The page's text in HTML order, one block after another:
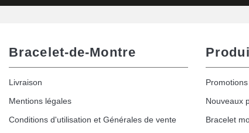
Bracelet-de-Montre
Livraison
Mentions légales
Conditions d'utilisation et Générales de vente
Promotions
Nouveaux
Bracelet